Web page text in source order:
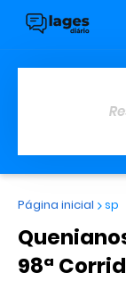
Página inicial sp
98ª